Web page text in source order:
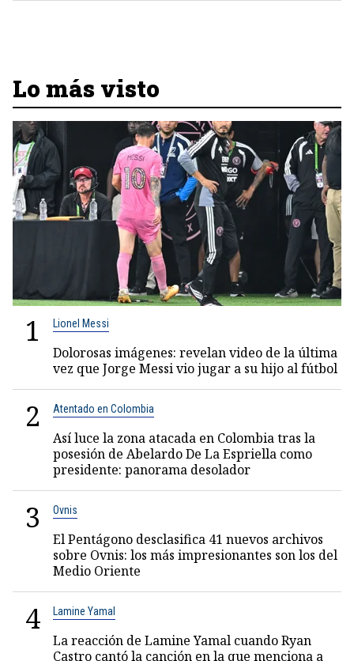
Lo más visto
1 Lionel Messi
Dolorosas imágenes: revelan video de la última
vez que Jorge Messi vio jugar a su hijo al fútbol
2 Atentado en Colombia
Así luce la zona atacada en Colombia tras la
posesión de Abelardo De La Espriella como
presidente: panorama desolador
3 Ovnis
El Pentágono desclasifica 41 nuevos archivos
sobre Ovnis: los más impresionantes son los del
Medio Oriente
4 Lamine Yamal
La reacción de Lamine Yamal cuando Ryan
Castro cantó la canción en la que menciona a